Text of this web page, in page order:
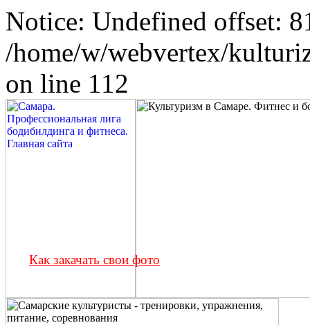
Notice: Undefined offset:
/home/w/webvertex/
on line 112
Как закачать свои фото